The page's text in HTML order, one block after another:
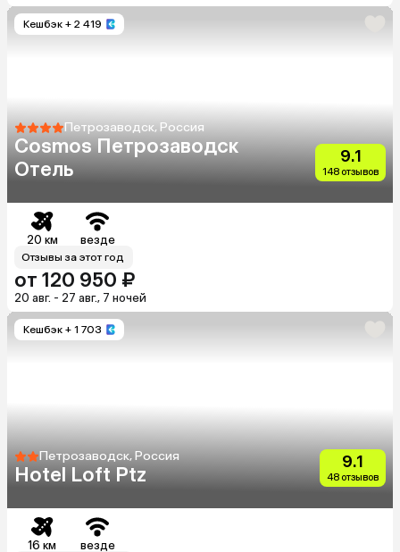
Кешбэк + 2 419
Петрозаводск, Россия
Cosmos Петрозаводск
Отель
9.1
148 отзывов
20 км везде
Отзывы за этот год
от 120 950 ₽
20 авг. - 27 авг., 7 ночей
Кешбэк + 1 703
Петрозаводск, Россия
Hotel Loft Ptz
9.1
48 отзывов
16 км везде